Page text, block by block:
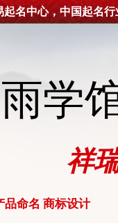
名中心，中国起名行
学
祥
品命名 商标设计